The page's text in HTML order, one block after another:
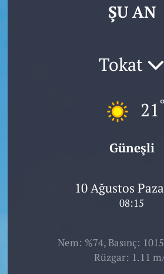
ŞU AN
Tokat
21°
Güneşli
10 Ağustos
08:15
Nem: %74, Basınç:
Rüzgar: 1.11